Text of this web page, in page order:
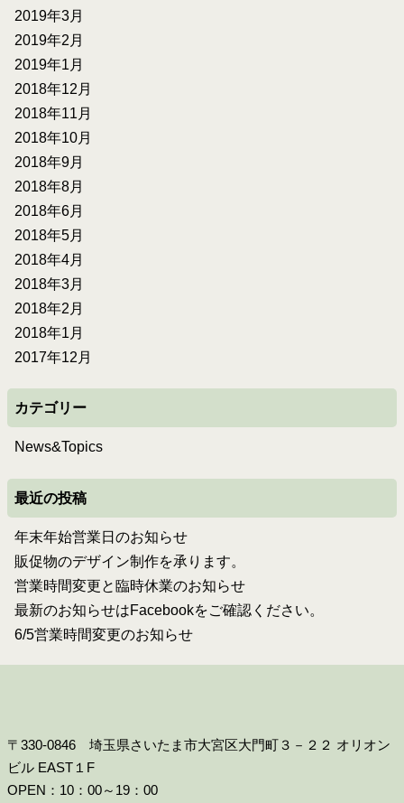
2019年3月
2019年2月
2019年1月
2018年12月
2018年11月
2018年10月
2018年9月
2018年8月
2018年6月
2018年5月
2018年4月
2018年3月
2018年2月
2018年1月
2017年12月
カテゴリー
News&Topics
最近の投稿
年末年始営業日のお知らせ
販促物のデザイン制作を承ります。
営業時間変更と臨時休業のお知らせ
最新のお知らせはFacebookをご確認ください。
6/5営業時間変更のお知らせ
〒330-0846 埼玉県さいたま市大宮区大門町３－２２ オリオン
ビル EAST１F
OPEN：10：00～19：00